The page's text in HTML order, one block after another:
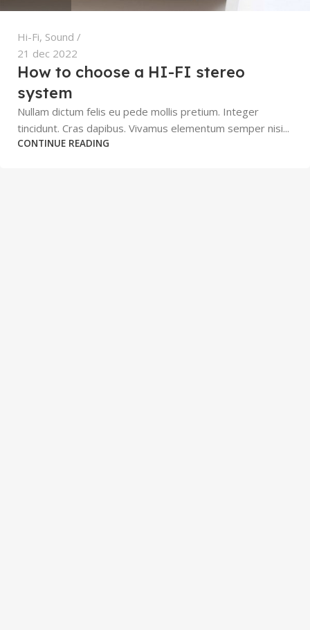
Hi-Fi, Sound
21 dec 2022
How to choose a HI-FI stereo
system
Nullam dictum felis eu pede mollis pretium. Integer
tincidunt. Cras dapibus. Vivamus elementum semper nisi...
CONTINUE READING